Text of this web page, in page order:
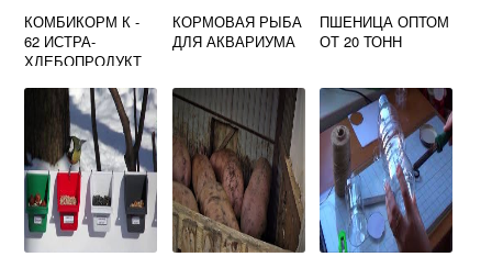
КОМБИКОРМ К -
62 ИСТРА-
ХЛЕБОПРОДУКТ
КОРМОВАЯ РЫБА
ДЛЯ АКВАРИУМА
ПШЕНИЦА ОПТОМ
ОТ 20 ТОНН